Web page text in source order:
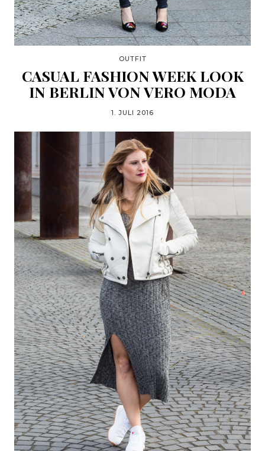
OUTFIT
CASUAL FASHION WEEK LOOK
IN BERLIN VON VERO MODA
1. JULI 2016